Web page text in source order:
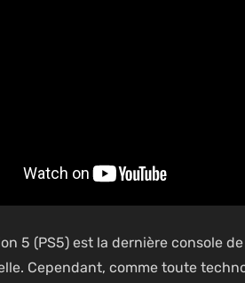
5 (PS5) est la dernière console
Cependant, comme toute